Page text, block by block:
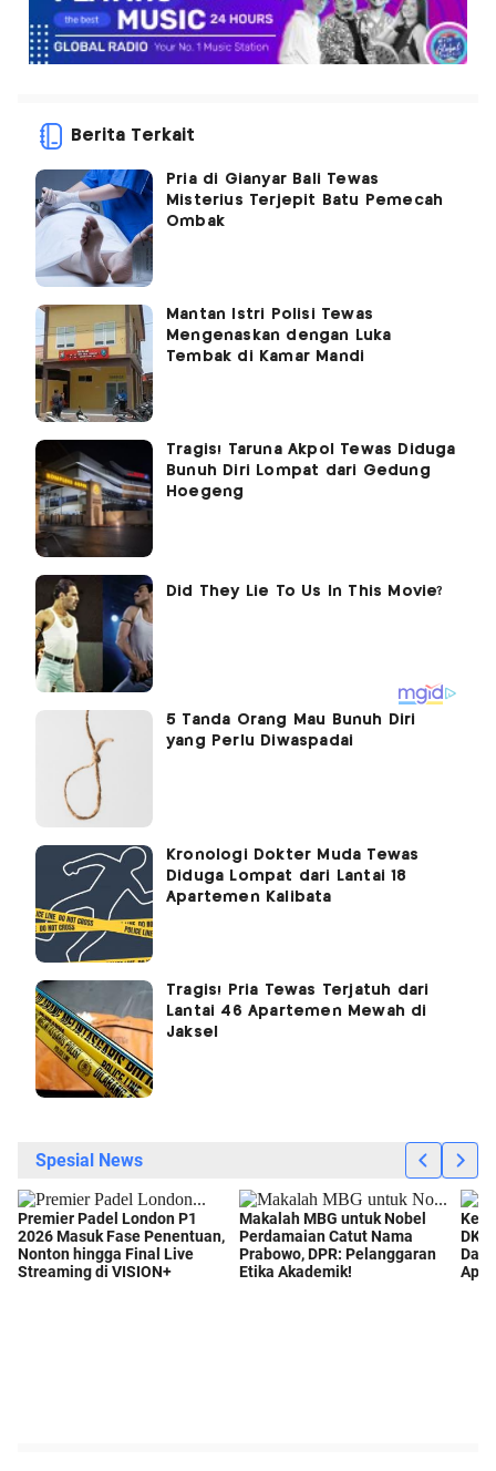
Berita Terkait
Pria di Gianyar Bali Tewas
Misterius Terjepit Batu Pemecah
Ombak
Mantan Istri Polisi Tewas
Mengenaskan dengan Luka
Tembak di Kamar Mandi
Tragis! Taruna Akpol Tewas Diduga
Bunuh Diri Lompat dari Gedung
Hoegeng
5 Tanda Orang Mau Bunuh Diri
yang Perlu Diwaspadai
Kronologi Dokter Muda Tewas
Diduga Lompat dari Lantai 18
Apartemen Kalibata
Tragis! Pria Tewas Terjatuh dari
Lantai 46 Apartemen Mewah di
Jaksel